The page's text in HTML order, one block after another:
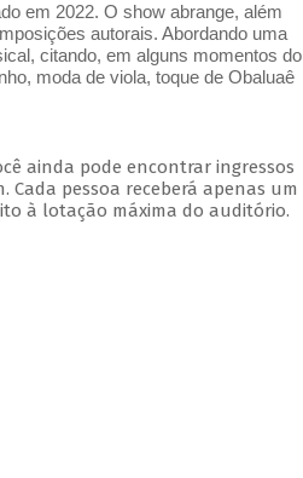
em 2022. O show abrange, além
autorais. Abordando uma
citando, em alguns momentos do
moda de viola, toque de Obaluaê
ainda pode encontrar ingressos
Cada pessoa receberá apenas um
à lotação máxima do auditório.